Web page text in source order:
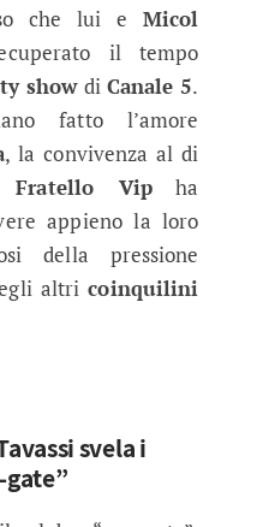
che lui e Micol
il tempo
show di Canale 5.
fatto l’amore
, la convivenza al di
Fratello Vipha
appieno la loro
della pressione
altricoinquilini
svela i
gate”